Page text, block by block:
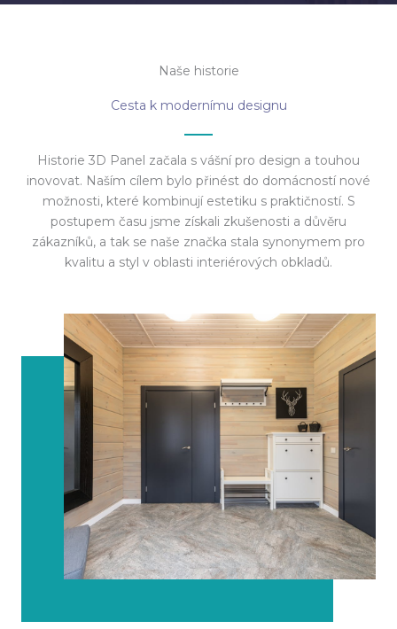
Naše historie
Cesta k modernímu designu
Historie 3D Panel začala s vášní pro design a touhou
inovovat. Naším cílem bylo přinést do domácností nové
možnosti, které kombinují estetiku s praktičností. S
postupem času jsme získali zkušenosti a důvěru
zákazníků, a tak se naše značka stala synonymem pro
kvalitu a styl v oblasti interiérových obkladů.